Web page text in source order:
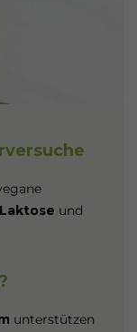
Laktose und
unterstützen